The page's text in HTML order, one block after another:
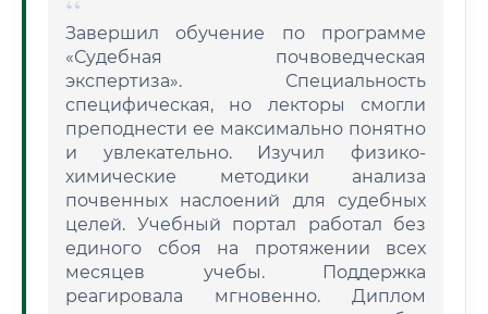
Завершил обучение по программе
«Судебная почвоведческая
экспертиза». Специальность
специфическая, но лекторы смогли
преподнести ее максимально понятно
и увлекательно. Изучил физико-
химические методики анализа
почвенных наслоений для судебных
целей. Учебный портал работал без
единого сбоя на протяжении всех
месяцев учебы. Поддержка
реагировала мгновенно. Диплом